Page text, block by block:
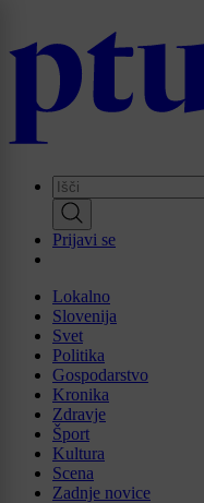
main
Prijavi se
Lokalno
Slovenija
Svet
Politika
Gospodarstvo
Kronika
Zdravje
Šport
Kultura
Scena
Zadnje novice